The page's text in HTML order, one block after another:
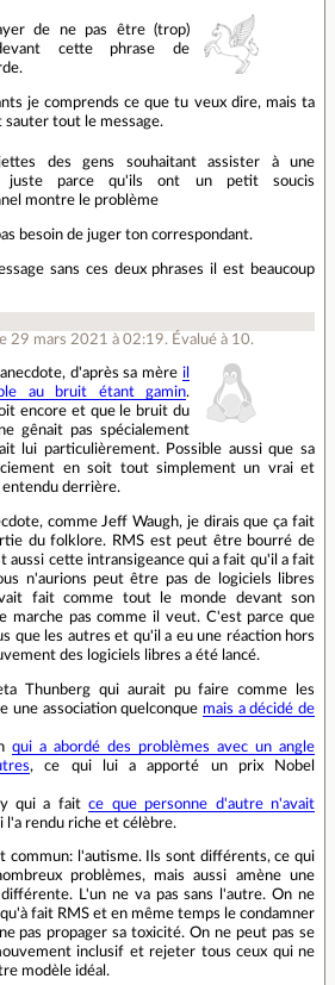
de ne pas être (trop)
cette phrase de
je comprends ce que tu veux dire, mais ta
tout le message.
des gens souhaitant assister à une
juste parce qu'ils ont un petit soucis
montre le problème
besoin de juger ton correspondant.
sans ces deux phrases il est beaucoup
le 29 mars 2021 à 02:19. Évalué à 10.
d'après sa mère il
au bruit étant gamin.
encore et que le bruit du
gênait pas spécialement
lui particulièrement. Possible aussi que sa
en soit tout simplement un vrai et
entendu derrière.
comme Jeff Waugh, je dirais que ça fait
du folklore. RMS est peut être bourré de
aussi cette intransigeance qui a fait qu'il a fait
n'aurions peut être pas de logiciels libres
fait comme tout le monde devant son
marche pas comme il veut. C'est parce que
que les autres et qu'il a eu une réaction hors
des logiciels libres a été lancé.
Thunberg qui aurait pu faire comme les
une association quelconque mais a décidé de
qui a abordé des problèmes avec un angle
, ce qui lui a apporté un prix Nobel
qui a faitce que personne d'autre n'avait
l'a rendu riche et célèbre.
commun: l'autisme. Ils sont différents, ce qui
problèmes, mais aussi amène une
L'un ne va pas sans l'autre. On ne
fait RMS et en même temps le condamner
pas propager sa toxicité. On ne peut pas se
inclusif et rejeter tous ceux qui ne
modèle idéal.